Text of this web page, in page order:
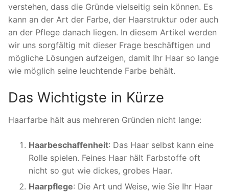
verstehen, dass die Gründe vielseitig sein können. Es
kann an der Art der Farbe, der Haarstruktur oder auch
an der Pflege danach liegen. In diesem Artikel werden
wir uns sorgfältig mit dieser Frage beschäftigen und
mögliche Lösungen aufzeigen, damit Ihr Haar so lange
wie möglich seine leuchtende Farbe behält.
Das Wichtigste in Kürze
Haarfarbe hält aus mehreren Gründen nicht lange:
Haarbeschaffenheit: Das Haar selbst kann eine
Rolle spielen. Feines Haar hält Farbstoffe oft
nicht so gut wie dickes, grobes Haar.
Haarpflege: Die Art und Weise, wie Sie Ihr Haar